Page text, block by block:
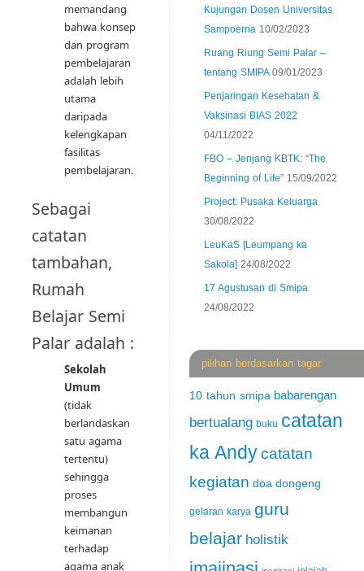
memandang
bahwa konsep
dan program
pembelajaran
adalah lebih
utama
daripada
kelengkapan
fasilitas
pembelajaran.
Sebagai
catatan
tambahan,
Rumah
Belajar Semi
Palar adalah :
Sekolah
Umum
(tidak
berlandaskan
satu agama
tertentu)
sehingga
proses
membangun
keimanan
terhadap
agama anak
Kujungan Dosen Universitas
Sampoerna 10/02/2023
Ruang Riung Semi Palar –
tentang SMIPA 09/01/2023
Penjaringan Kesehatan &
Vaksinasi BIAS 2022
04/11/2022
FBO – Jenjang KBTK: “The
Beginning of Life” 15/09/2022
Project: Pusaka Keluarga
30/08/2022
LeuKaS [Leumpang ka
Sakola] 24/08/2022
17 Agustusan di Smipa
24/08/2022
pilihan berdasarkan tagar
10 tahun smipa babarengan
bertualang buku catatan
ka Andycatatan
kegiatan doa dongeng
gelaran karya guru
belajar holistik